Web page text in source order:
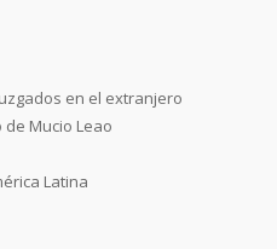
en el extranjero
de Mucio Leao
Latina